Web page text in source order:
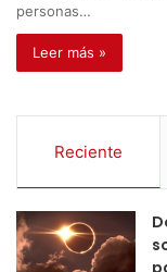
personas…
Leer más »
Reciente